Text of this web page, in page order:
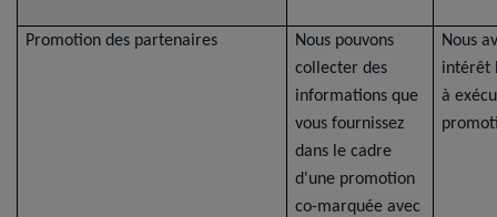
Promotion des partenaires
Nous pouvons
collecter des
informations que
vous fournissez
dans le cadre
d'une promotion
co-marquée avec
Nous
intérêt
à